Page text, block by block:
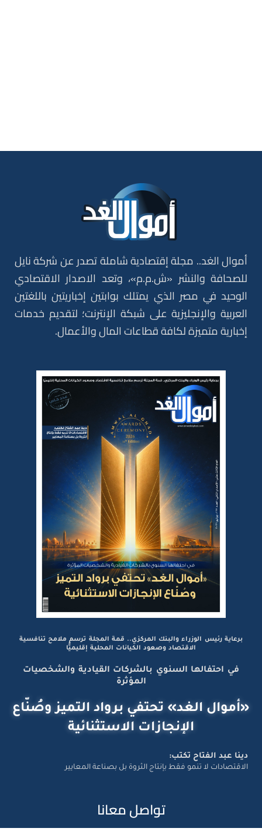
أموال الغد.. مجلة إقتصادية شاملة تصدر عن شركة نايل
للصحافة والنشر «ش.م.م»، وتعد الاصدار الاقتصادي
الوحيد في مصر الذي يمتلك بوابتين إخباريتين باللغتين
العربية والإنجليزية على شبكة الإنترنت؛ لتقديم خدمات
إخبارية متميزة لكافة قطاعات المال والأعمال.
برعاية رئيس الوزراء والبنك المركزي.. قمة المجلة ترسم ملامح تنافسية
الاقتصاد وصعود الكيانات المحلية إقليميًّا
في احتفالها السنوي بالشركات القيادية والشخصيات
المؤثرة
«أموال الغد» تحتفي برواد التميز وصُنّاع
الإنجازات الاستثنائية
دينا عبد الفتاح تكتب:
الاقتصادات لا تنمو فقط بإنتاج الثروة بل بصناعة المعايير
تواصل معانا